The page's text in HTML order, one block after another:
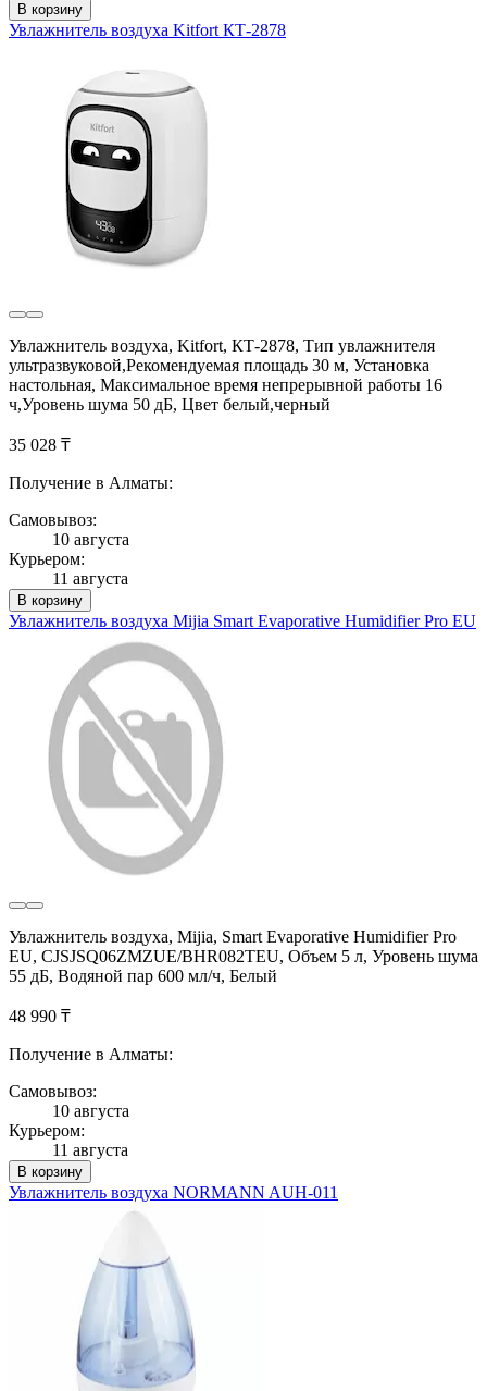
В корзину
Увлажнитель воздуха Kitfort КТ-2878
Увлажнитель воздуха, Kitfort, КТ-2878, Тип увлажнителя
ультразвуковой,Рекомендуемая площадь 30 м, Установка
настольная, Максимальное время непрерывной работы 16
ч,Уровень шума 50 дБ, Цвет белый,черный
35 028 ₸
Получение в Алматы:
Самовывоз:
10 августа
Курьером:
11 августа
В корзину
Увлажнитель воздуха Mijia Smart Evaporative Humidifier Pro EU
Увлажнитель воздуха, Mijia, Smart Evaporative Humidifier Pro
EU, CJSJSQ06ZMZUE/BHR082TEU, Объем 5 л, Уровень шума
55 дБ, Водяной пар 600 мл/ч, Белый
48 990 ₸
Получение в Алматы:
Самовывоз:
10 августа
Курьером:
11 августа
В корзину
Увлажнитель воздуха NORMANN AUH-011